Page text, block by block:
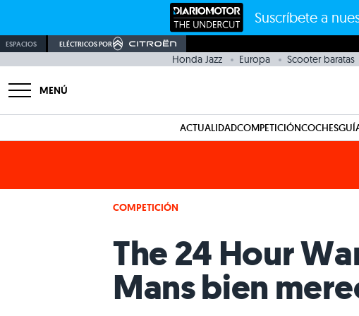
Suscríbete a
ESPACIOS ELÉCTRICOS POR
Honda Jazz Europa Scooter baratas
MENÚ
ACTUALIDADCOMPETICIÓNCOCHES
COMPETICIÓN
The 24 Hour
Mans bien